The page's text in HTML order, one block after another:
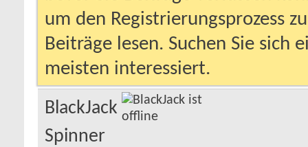
um den Registrierungsprozess
Beiträge lesen. Suchen Sie sich
meisten interessiert.
BlackJack
Spinner